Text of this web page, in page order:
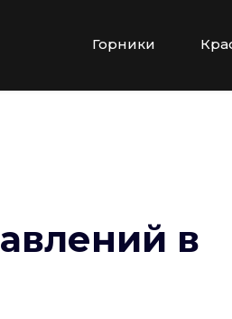
Горники
в